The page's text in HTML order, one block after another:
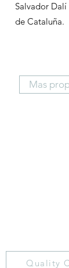
Salvador
de Cataluña.
Mas
Quality